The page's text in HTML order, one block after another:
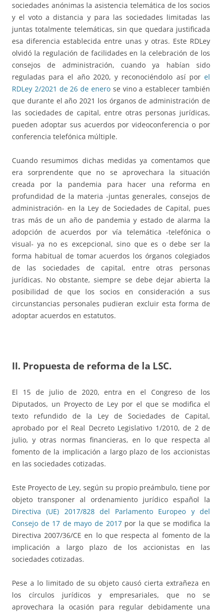
sociedades anónimas la asistencia telemática de los socios
y el voto a distancia y para las sociedades limitadas las
juntas totalmente telemáticas, sin que quedara justificada
esa diferencia establecida entre unas y otras. Este RDLey
olvidó la regulación de facilidades en la celebración de los
consejos de administración, cuando ya habían sido
reguladas para el año 2020, y reconociéndolo así por el
RDLey 2/2021 de 26 de enero se vino a establecer también
que durante el año 2021 los órganos de administración de
las sociedades de capital, entre otras personas jurídicas,
pueden adoptar sus acuerdos por videoconferencia o por
conferencia telefónica múltiple.
Cuando resumimos dichas medidas ya comentamos que
era sorprendente que no se aprovechara la situación
creada por la pandemia para hacer una reforma en
profundidad de la materia -juntas generales, consejos de
administración- en la Ley de Sociedades de Capital, pues
tras más de un año de pandemia y estado de alarma la
adopción de acuerdos por vía telemática -telefónica o
visual- ya no es excepcional, sino que es o debe ser la
forma habitual de tomar acuerdos los órganos colegiados
de las sociedades de capital, entre otras personas
jurídicas. No obstante, siempre se debe dejar abierta la
posibilidad de que los socios en consideración a sus
circunstancias personales pudieran excluir esta forma de
adoptar acuerdos en estatutos.
II. Propuesta de reforma de la LSC.
El 15 de julio de 2020, entra en el Congreso de los
Diputados, un Proyecto de Ley por el que se modifica el
texto refundido de la Ley de Sociedades de Capital,
aprobado por el Real Decreto Legislativo 1/2010, de 2 de
julio, y otras normas financieras, en lo que respecta al
fomento de la implicación a largo plazo de los accionistas
en las sociedades cotizadas.
Este Proyecto de Ley, según su propio preámbulo, tiene por
objeto transponer al ordenamiento jurídico español la
Directiva (UE) 2017/828 del Parlamento Europeo y del
Consejo de 17 de mayo de 2017por la que se modifica la
Directiva 2007/36/CE en lo que respecta al fomento de la
implicación a largo plazo de los accionistas en las
sociedades cotizadas.
Pese a lo limitado de su objeto causó cierta extrañeza en
los círculos jurídicos y empresariales, que no se
aprovechara la ocasión para regular debidamente una